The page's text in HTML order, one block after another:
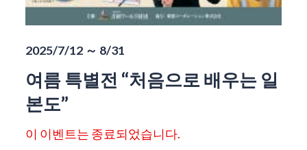
2025/7/12 ～ 8/31
여름 특별전 “처음으로 배우는 일
본도”
이 이벤트는 종료되었습니다.